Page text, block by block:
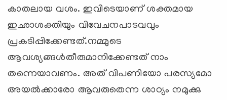
കാതലായ വശം. ഇവിടെയാണ് ശക്തമായ
ഇഛാശക്തിയും വിവേചനപാടവവും
പ്രകടിപ്പിക്കേണ്ടത്.നമ്മുടെ
ആവശ്യങ്ങള്‍തീരുമാനിക്കേണ്ടത് നാം
തന്നെയാവണം. അത് വിപണിയോ പരസ്യമോ
അയല്‍ക്കാരോ ആവരുതെന്ന ശാഠ്യം നമുക്കു